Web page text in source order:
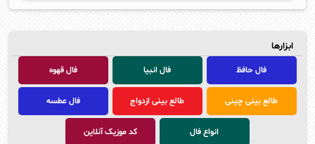
ابزارها
فال حافظ فال انبیا فال قهوه
طالع بینی چینی طالع بینی ازدواج فال عطسه
انواع فال کد موزیک آنلاین